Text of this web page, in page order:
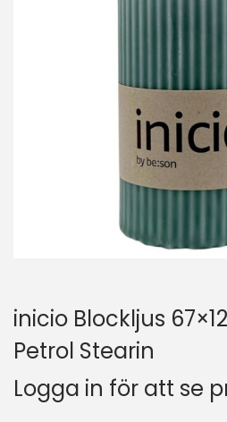
inicio Blockljus
Petrol Stearin
Logga in för att se